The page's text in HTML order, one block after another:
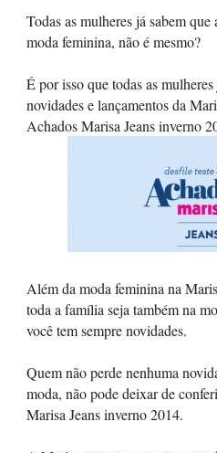
Todas as mulheres já sabem
moda feminina, não é mesmo?
É por isso que todas as
novidades e lançamentos da
Achados Marisa Jeans inverno
Além da moda feminina na
toda a família seja também na
você tem sempre novidades.
Quem não perde nenhuma
moda, não pode deixar de
Marisa Jeans inverno 2014.